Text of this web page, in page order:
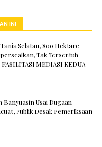
INI
Selatan, 800 Hektare
Tak Tersentuh
MEDIASI KEDUA
Banyuasin Usai Dugaan
Publik Desak Pemeriksaan